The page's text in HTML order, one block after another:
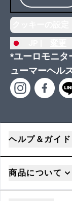
*ユーロモニタ
ューマーヘル
ヘルプ＆ガイド
商品について